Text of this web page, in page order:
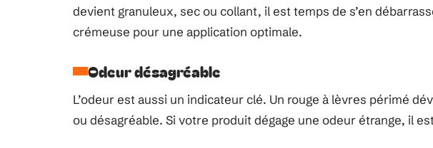
devient granuleux, sec ou collant, il est temps de s’en
crémeuse pour une application optimale.
Odeur désagréable
L’odeur est aussi un indicateur clé. Un rouge à lèvres périmé
ou désagréable. Si votre produit dégage une odeur étrange, il